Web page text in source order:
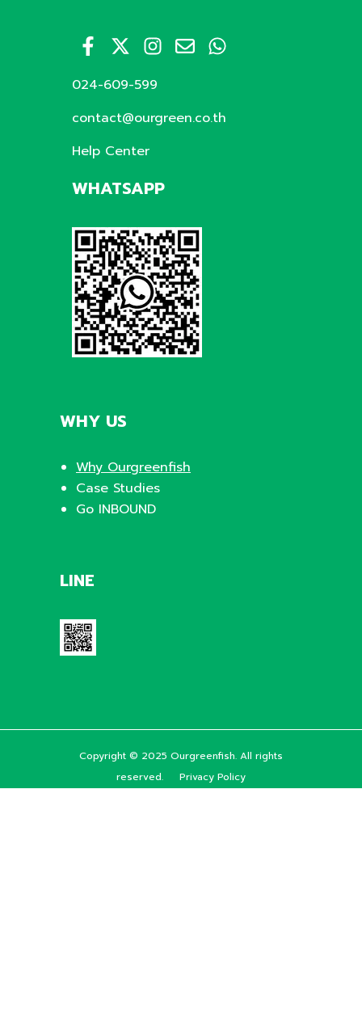
024-609-599
contact@ourgreen.co.th
Help Center
WHATSAPP
WHY US
Why Ourgreenfish
Case Studies
Go INBOUND
LINE
Copyright © 2025 Ourgreenfish. All rights
reserved. Privacy Policy